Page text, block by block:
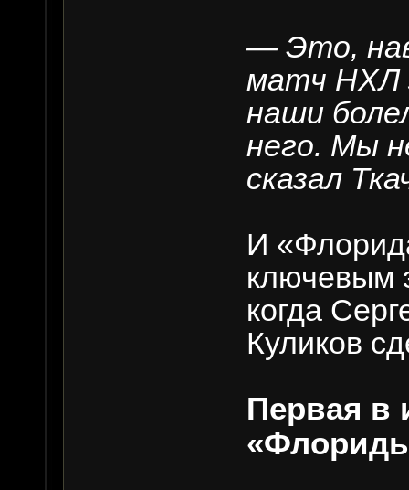
— Это,
матч НХЛ
наши
него. Мы
сказал
И
ключевым
когда
Куликов
Первая в